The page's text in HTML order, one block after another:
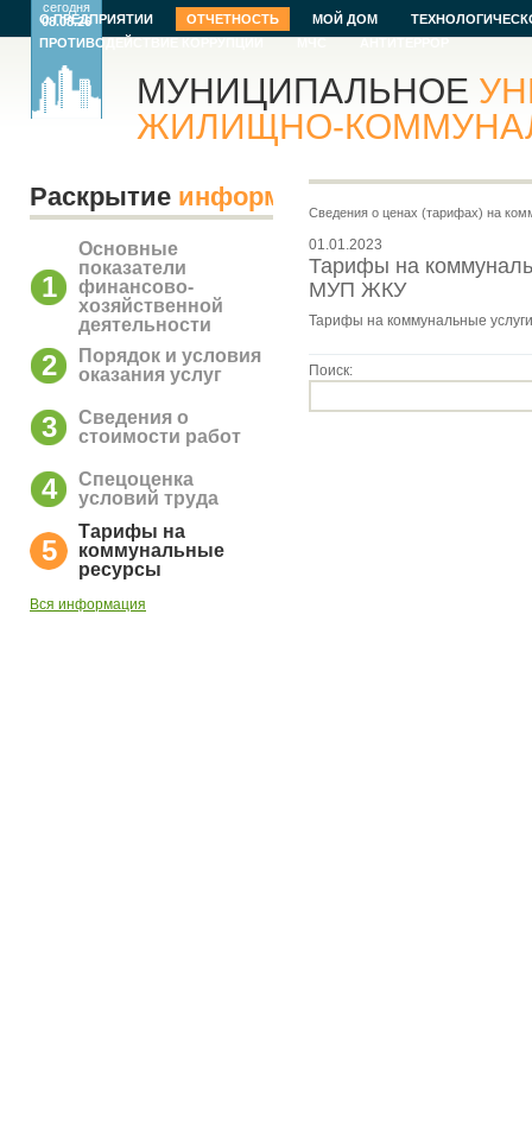
МУНИЦИПАЛЬНОЕ
ЖИЛИЩНО-
сегодня
08.08.26
О ПРЕДПРИЯТИИ ОТЧЕТНОСТЬ МОЙ ДОМ
ПРОТИВОДЕЙСТВИЕ КОРРУПЦИИ
МЧС АНТИТЕРРОР
Раскрытие информации
1
Основные
показатели
финансово-
хозяйственной
деятельности
2
Порядок и условия
оказания услуг
3
Сведения о
стоимости работ
4
Спецоценка
условий труда
5
Тарифы на
коммунальные
ресурсы
Вся информация
Сведения о ценах (тарифах) на
01.01.2023
Тарифы на
МУП ЖКУ
Тарифы на коммунальные
Поиск: